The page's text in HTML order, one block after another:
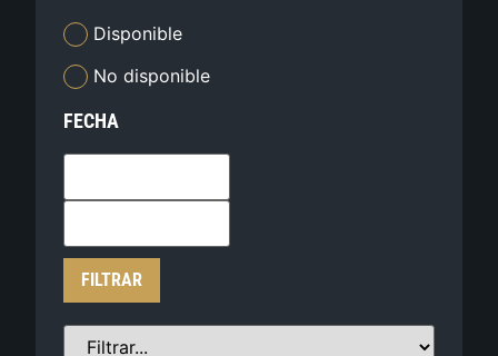
Disponible
No disponible
FECHA
FILTRAR